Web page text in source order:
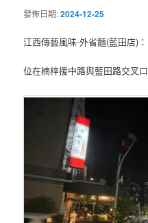
發佈日期:2024-12-25
江西傳藝風味-外省麵(藍田店)：
位在楠梓援中路與藍田路交叉